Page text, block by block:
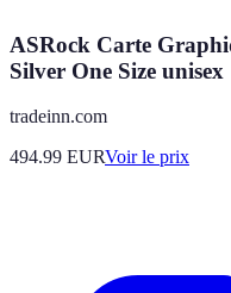
ASRock Carte
Silver One Size unisex
tradeinn.com
494.99 EURVoir le prix